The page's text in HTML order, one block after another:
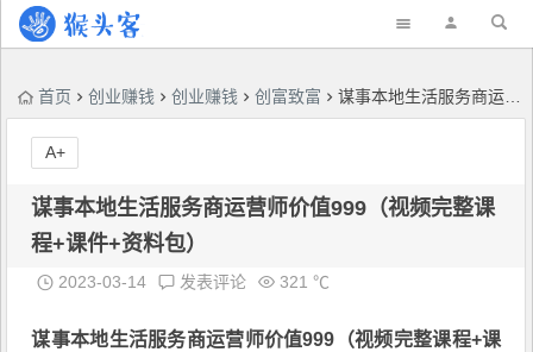
首页 创业赚钱 创业赚钱 创富致富 谋事本地生活服务商运营师价值999（视频完整课程+课件+资料包）
谋事本地生活服务商运营师价值999（视频完整课
程+课件+资料包）
2023-03-14 发表评论 321 ℃
谋事本地生活服务商运营师价值999（视频完整课程+课
A+